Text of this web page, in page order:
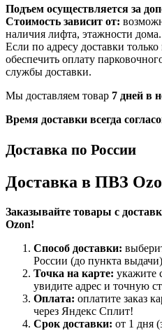
Подъем осуществляется за
Стоимость зависит от:
наличия лифта, этажности дома.
Если по адресу доставки
обеспечить оплату
службы доставки.
Мы доставляем товар 7 дней в
Время доставки всегда
Доставка по России
Доставка в ПВЗ
Заказывайте товары с
Ozon!
Способ доставки:
России (до пункта
Точка на карте:
увидите адрес и точную
Оплата: оплатите заказ
через Яндекс Сплит!
Срок доставки: от 1 дня